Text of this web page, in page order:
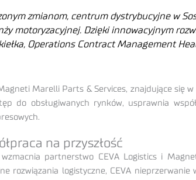
zmianom, centrum dystrybucyjne w
motoryzacyjnej. Dzięki innowacyjnym
Operations Contract Management
Marelli Parts & Services, znajdujące się
do obsługiwanych rynków, usprawnia
na przyszłość
partnerstwo CEVA Logistics i
rozwiązania logistyczne, CEVA